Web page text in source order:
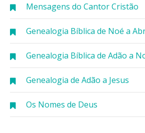
Mensagens do Cantor Cristão
Genealogia Bíblica de Noé a
Genealogia Bíblica de Adão a
Genealogia de Adão a Jesus
Os Nomes de Deus